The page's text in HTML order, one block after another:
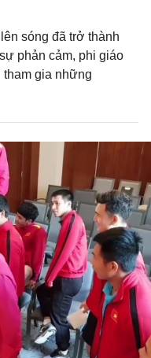
sóng đã trở thành
phản cảm, phi giáo
tham gia những